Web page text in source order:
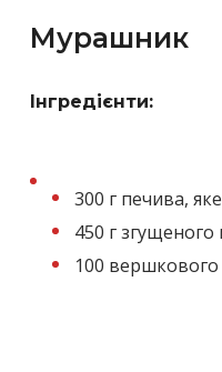
Мурашник
Інгредієнти:
300 г печива,
450 г
100 вершкового